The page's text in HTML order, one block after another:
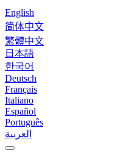
English
简体中文
繁體中文
日本語
한국어
Deutsch
Français
Italiano
Español
Português
العربية